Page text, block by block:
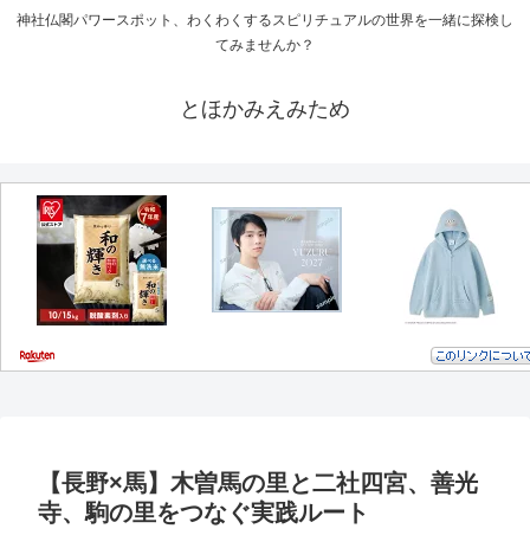
神社仏閣パワースポット、わくわくするスピリチュアルの世界を一緒に探検し
てみませんか？
とほかみえみため
【長野×馬】木曽馬の里と二社四宮、善光
寺、駒の里をつなぐ実践ルート